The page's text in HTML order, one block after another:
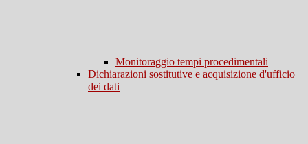
Monitoraggio tempi procedimentali
Dichiarazioni sostitutive e acquisizione d'ufficio
dei dati